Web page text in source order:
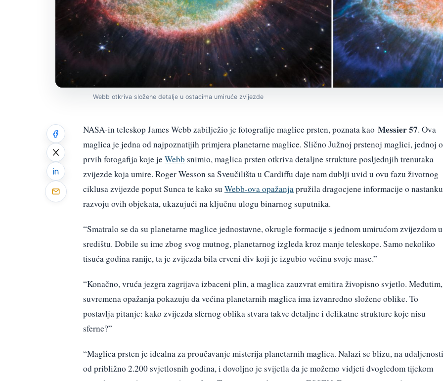
Webb otkriva složene detalje u ostacima umiruće zvijezde
NASA-in teleskop James Webb zabilježio je fotografije maglice prsten, poznata kao Messier 57. Ova
maglica je jedna od najpoznatijih primjera planetarne maglice. Slično Južnoj prstenoj maglici, jednoj
prvih fotogafija koje jeWebb snimio, maglica prsten otkriva detaljne strukture posljednjih trenutaka
zvijezde koja umire. Roger Wesson sa Sveučilišta u Cardiffu daje nam dublji uvid u ovu fazu životnog
ciklusa zvijezde poput Sunca te kako su Webb-ova opažanjapružila dragocjene informacije o
razvoju ovih objekata, ukazujući na ključnu ulogu binarnog suputnika.
“Smatralo se da su planetarne maglice jednostavne, okrugle formacije s jednom umirućom zvijezdom u
središtu. Dobile su ime zbog svog mutnog, planetarnog izgleda kroz manje teleskope. Samo nekoliko
tisuća godina ranije, ta je zvijezda bila crveni div koji je izgubio većinu svoje mase.”
“Konačno, vruća jezgra zagrijava izbaceni plin, a maglica zauzvrat emitira živopisno svjetlo. Međutim,
suvremena opažanja pokazuju da većina planetarnih maglica ima izvanredno složene oblike. To
postavlja pitanje: kako zvijezda sfernog oblika stvara takve detaljne i delikatne strukture koje nisu
sferne?”
“Maglica prsten je idealna za proučavanje misterija planetarnih maglica. Nalazi se blizu, na udaljenosti
od približno 2.200 svjetlosnih godina, i dovoljno je svijetla da je možemo vidjeti dvogledom tijekom